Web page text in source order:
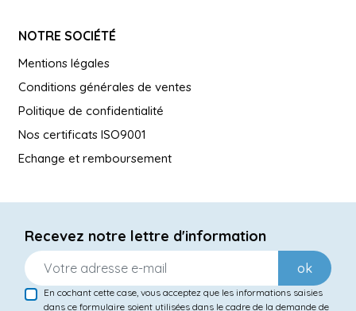
NOTRE SOCIÉTÉ
Mentions légales
Conditions générales de ventes
Politique de confidentialité
Nos certificats ISO9001
Echange et remboursement
Recevez notre lettre d'information
ok
En cochant cette case, vous acceptez que les informations saisies
dans ce formulaire soient utilisées dans le cadre de la demande de